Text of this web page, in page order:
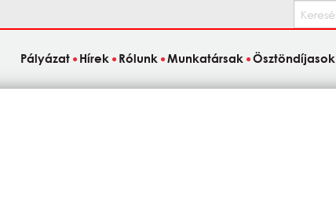
Keresés
Pályázat Hírek Rólunk Munkatársak Ösztöndíjasok